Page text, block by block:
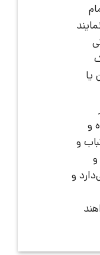
یا
و
و
و